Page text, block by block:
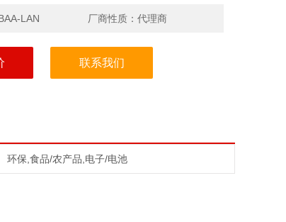
LAN 厂商性质：代理商
联系我们
环保,食品/农产品,电子/电池